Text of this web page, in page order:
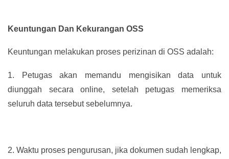
Keuntungan Dan Kekurangan OSS
Keuntungan melakukan proses perizinan di OSS adalah:
1.
Petugas akan memandu mengisikan data untuk
diunggah secara online, setelah petugas memeriksa
seluruh data tersebut sebelumnya.
2. Waktu proses pengurusan, jika dokumen sudah lengkap,